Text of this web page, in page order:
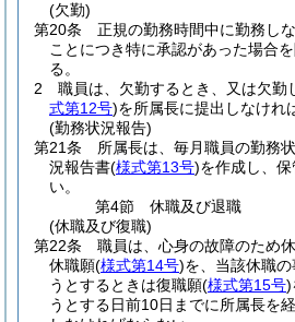
(欠勤)
第20条
正規の勤務時間中に勤務し
ことにつき特に承認があった場合
る。
2
職員は、欠勤するとき、又は欠勤
式第12号)を所属長に提出しなけれ
(勤務状況報告)
第21条
所属長は、毎月職員の勤務
況報告書(様式第13号)を作成し、
い。
第4節
休職及び退職
(休職及び復職)
第22条
職員は、心身の故障のため
休職願(様式第14号)を、当該休職
うとするときは復職願(様式第15号)
うとする日前10日までに所属長を